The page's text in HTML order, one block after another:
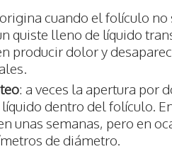
cuando el folículo no
quiste lleno de líquido
producir dolor y
: a veces la apertura por
dentro del folículo.
unas semanas, pero en
de diámetro.